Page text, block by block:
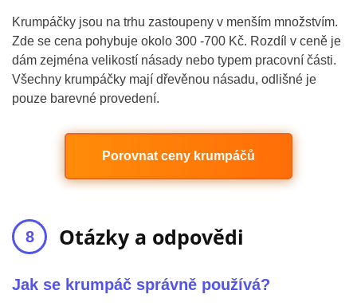
Krumpáčky jsou na trhu zastoupeny v menším množstvím.
Zde se cena pohybuje okolo 300 -700 Kč. Rozdíl v ceně je
dám zejména velikostí násady nebo typem pracovní části.
Všechny krumpáčky mají dřevěnou násadu, odlišné je
pouze barevné provedení.
Porovnat ceny krumpáčů
Otázky a odpovědi
Jak se krumpáč správně používá?